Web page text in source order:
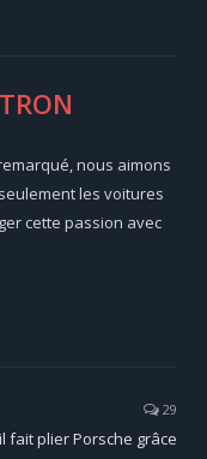
nous aimons
les voitures
cette passion avec
29
fait plier Porsche grâce